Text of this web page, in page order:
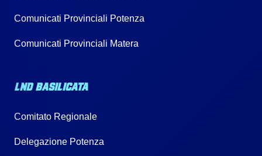
Comunicati Provinciali Potenza
Comunicati Provinciali Matera
LND BASILICATA
Comitato Regionale
Delegazione Potenza